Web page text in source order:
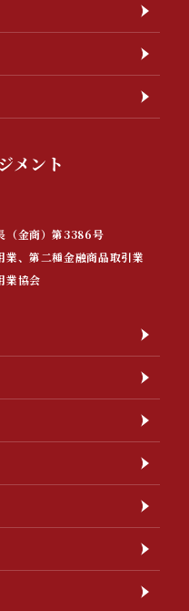
メント
金商）第3386号
、第二種金融商品取引業
業協会